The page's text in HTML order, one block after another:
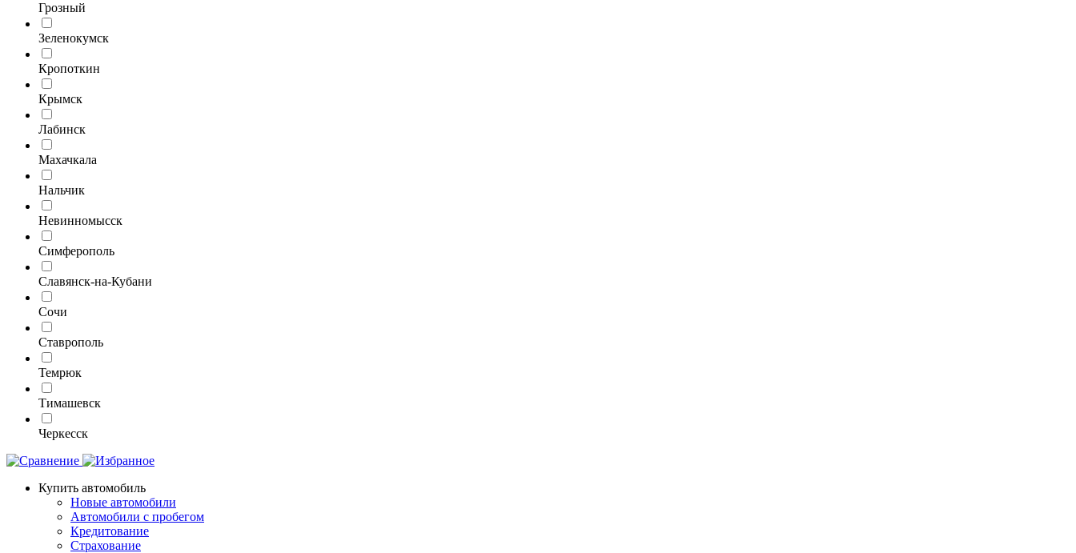
Грозный
Зеленокумск
Кропоткин
Крымск
Лабинск
Махачкала
Нальчик
Невинномысск
Симферополь
Славянск-на-Кубани
Сочи
Ставрополь
Темрюк
Тимашевск
Черкесск
Купить автомобиль
Новые автомобили
Автомобили с пробегом
Кредитование
Страхование